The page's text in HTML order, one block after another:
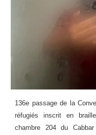
136e passage de la
réfugiés inscrit en
chambre 204 du